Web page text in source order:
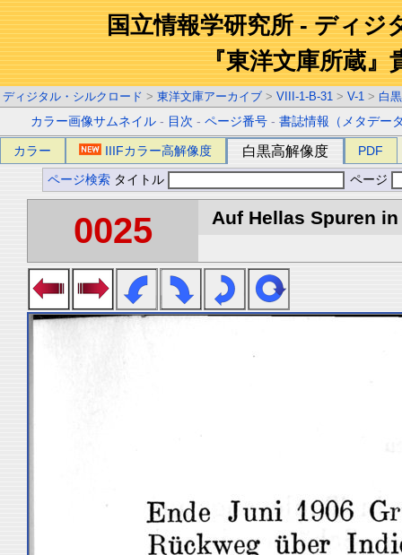
国立情報学研究所 - ディジ
『東洋文庫所蔵』
ディジタル・シルクロード > 東洋文庫アーカイブ > VIII-1-B-31 > V-1 > 白
カラー画像サムネイル - 目次 -ページ番号 -書誌情報（メタデー
カラー IIIFカラー高解像度 白黒高解像度 PDF
ページ検索 タイトル ページ
0025 Auf Hellas Spuren